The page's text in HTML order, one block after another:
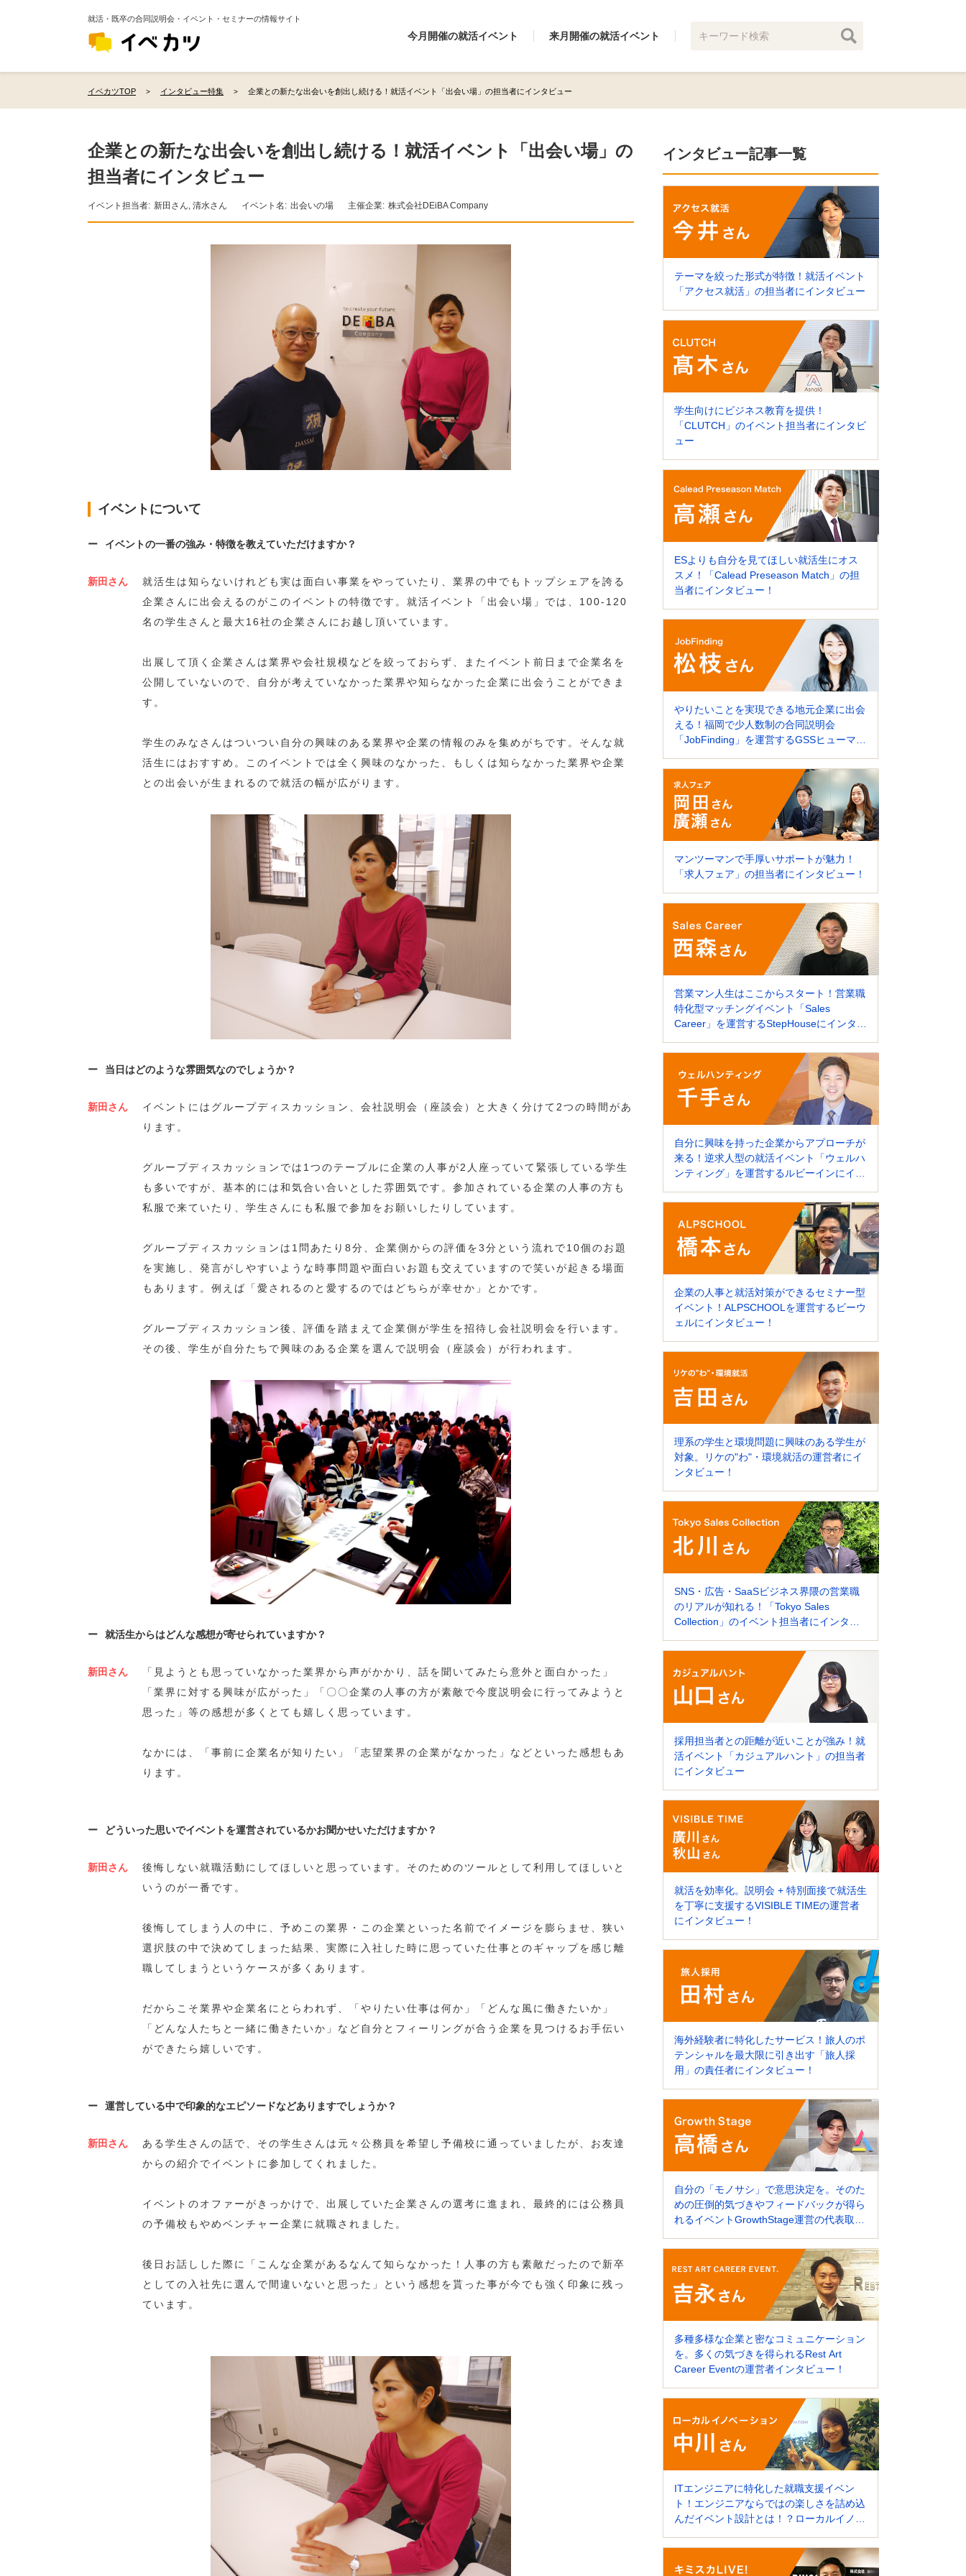
就活・既卒の合同説明会・イベント・セミナーの情報サイト
今月開催の就活イベント 来月開催の就活イベント
イベカツTOP インタビュー特集 企業との新たな出会いを創出し続ける！就活イベント「出会い場」の担当者にインタビュー
企業との新たな出会いを創出し続ける！就活イベント「出会い場」の
担当者にインタビュー
イベント担当者: 新田さん, 清水さん イベント名: 出会いの場 主催企業: 株式会社DEiBA Company
イベントについて
イベントの一番の強み・特徴を教えていただけますか？
新田さん
就活生は知らないけれども実は面白い事業をやっていたり、業界の中でもトップシェアを誇る
企業さんに出会えるのがこのイベントの特徴です。就活イベント「出会い場」では、100-120
名の学生さんと最大16社の企業さんにお越し頂いています。
出展して頂く企業さんは業界や会社規模などを絞っておらず、またイベント前日まで企業名を
公開していないので、自分が考えていなかった業界や知らなかった企業に出会うことができま
す。
学生のみなさんはついつい自分の興味のある業界や企業の情報のみを集めがちです。そんな就
活生にはおすすめ。このイベントでは全く興味のなかった、もしくは知らなかった業界や企業
との出会いが生まれるので就活の幅が広がります。
当日はどのような雰囲気なのでしょうか？
新田さん
イベントにはグループディスカッション、会社説明会（座談会）と大きく分けて2つの時間があ
ります。
グループディスカッションでは1つのテーブルに企業の人事が2人座っていて緊張している学生
も多いですが、基本的には和気合い合いとした雰囲気です。参加されている企業の人事の方も
私服で来ていたり、学生さんにも私服で参加をお願いしたりしています。
グループディスカッションは1問あたり8分、企業側からの評価を3分という流れで10個のお題
を実施し、発言がしやすいような時事問題や面白いお題も交えていますので笑いが起きる場面
もあります。例えば「愛されるのと愛するのではどちらが幸せか」とかです。
グループディスカッション後、評価を踏まえて企業側が学生を招待し会社説明会を行います。
その後、学生が自分たちで興味のある企業を選んで説明会（座談会）が行われます。
就活生からはどんな感想が寄せられていますか？
新田さん
「見ようとも思っていなかった業界から声がかかり、話を聞いてみたら意外と面白かった」
「業界に対する興味が広がった」「〇〇企業の人事の方が素敵で今度説明会に行ってみようと
思った」等の感想が多くとても嬉しく思っています。
なかには、「事前に企業名が知りたい」「志望業界の企業がなかった」などといった感想もあ
ります。
どういった思いでイベントを運営されているかお聞かせいただけますか？
新田さん
後悔しない就職活動にしてほしいと思っています。そのためのツールとして利用してほしいと
いうのが一番です。
後悔してしまう人の中に、予めこの業界・この企業といった名前でイメージを膨らませ、狭い
選択肢の中で決めてしまった結果、実際に入社した時に思っていた仕事とのギャップを感じ離
職してしまうというケースが多くあります。
だからこそ業界や企業名にとらわれず、「やりたい仕事は何か」「どんな風に働きたいか」
「どんな人たちと一緒に働きたいか」など自分とフィーリングが合う企業を見つけるお手伝い
ができたら嬉しいです。
運営している中で印象的なエピソードなどありますでしょうか？
新田さん
ある学生さんの話で、その学生さんは元々公務員を希望し予備校に通っていましたが、お友達
からの紹介でイベントに参加してくれました。
イベントのオファーがきっかけで、出展していた企業さんの選考に進まれ、最終的には公務員
の予備校もやめベンチャー企業に就職されました。
後日お話しした際に「こんな企業があるなんて知らなかった！人事の方も素敵だったので新卒
としての入社先に選んで間違いないと思った」という感想を貰った事が今でも強く印象に残っ
ています。
インタビュー記事一覧
テーマを絞った形式が特徴！就活イベント
「アクセス就活」の担当者にインタビュー
学生向けにビジネス教育を提供！
「CLUTCH」のイベント担当者にインタビ
ュー
ESよりも自分を見てほしい就活生にオス
スメ！「Calead Preseason Match」の担
当者にインタビュー！
やりたいことを実現できる地元企業に出会
える！福岡で少人数制の合同説明会
「JobFinding」を運営するGSSヒューマン
マンツーマンで手厚いサポートが魅力！
「求人フェア」の担当者にインタビュー！
営業マン人生はここからスタート！営業職
特化型マッチングイベント「Sales
Career」を運営するStepHouseにインタビ
自分に興味を持った企業からアプローチが
来る！逆求人型の就活イベント「ウェルハ
ンティング」を運営するルビーインにイン
企業の人事と就活対策ができるセミナー型
イベント！ALPSCHOOLを運営するビーウ
ェルにインタビュー！
理系の学生と環境問題に興味のある学生が
対象。リケの"わ"・環境就活の運営者にイ
ンタビュー！
SNS・広告・SaaSビジネス界隈の営業職
のリアルが知れる！「Tokyo Sales
Collection」のイベント担当者にインタビ
採用担当者との距離が近いことが強み！就
活イベント「カジュアルハント」の担当者
にインタビュー
就活を効率化。説明会 + 特別面接で就活生
を丁寧に支援するVISIBLE TIMEの運営者
にインタビュー！
海外経験者に特化したサービス！旅人のポ
テンシャルを最大限に引き出す「旅人採
用」の責任者にインタビュー！
自分の「モノサシ」で意思決定を。そのた
めの圧倒的気づきやフィードバックが得ら
れるイベントGrowthStage運営の代表取締
多種多様な企業と密なコミュニケーション
を。多くの気づきを得られるRest Art
Career Eventの運営者インタビュー！
ITエンジニアに特化した就職支援イベン
ト！エンジニアならではの楽しさを詰め込
んだイベント設計とは！？ローカルイノベ
ー！